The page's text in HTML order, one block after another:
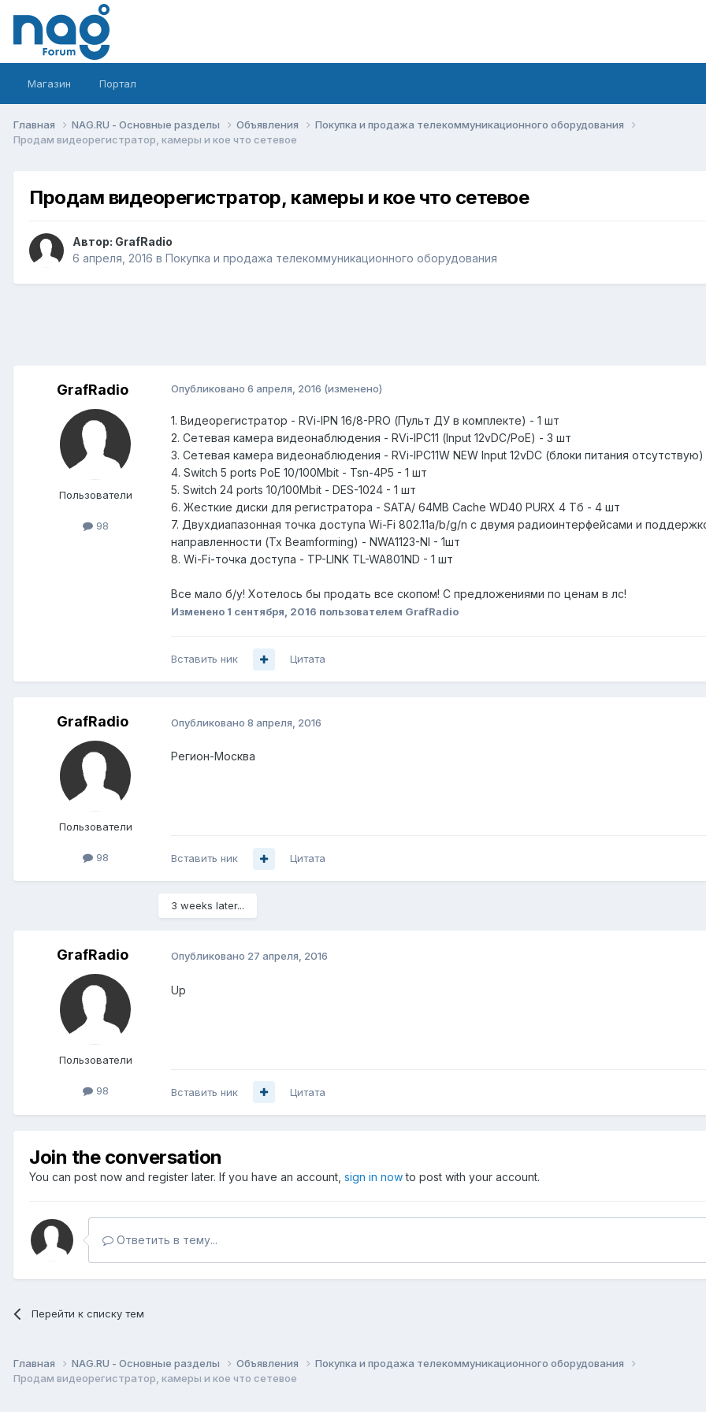
Магазин Портал
Главная NAG.RU - Основные разделы Объявления
Покупка и продажа телекоммуникационного оборудования
Продам видеорегистратор, камеры и кое что сетевое
Продам видеорегистратор, камеры и кое что сетевое
Автор: GrafRadio
6 апреля, 2016 в Покупка и продажа телекоммуникационного оборудования
GrafRadio
Пользователи
98
Опубликовано 6 апреля, 2016 (изменено)
1. Видеорегистратор - RVi-IPN 16/8-PRO (Пульт ДУ в комплекте) - 1 шт
2. Сетевая камера видеонаблюдения - RVi-IPС11 (Input 12vDC/PoE) - 3 шт
3. Сетевая камера видеонаблюдения - RVi-IPС11W NEW Input 12vDC (блоки питания
4. Switch 5 ports PoE 10/100Mbit - Tsn-4P5 - 1 шт
5. Switch 24 ports 10/100Mbit - DES-1024 - 1 шт
6. Жесткие диски для регистратора - SATA/ 64MB Cache WD40 PURX 4 Тб - 4 шт
7. Двухдиапазонная точка доступа Wi-Fi 802.11a/b/g/n с двумя радиоинтерфейсами и
направленности (Tx Beamforming) - NWA1123-NI - 1шт
8. Wi-Fi-точка доступа - TP-LINK TL-WA801ND - 1 шт
Все мало б/у! Хотелось бы продать все скопом! С предложениями по ценам в лс!
Изменено 1 сентября, 2016 пользователем GrafRadio
Вставить ник Цитата
GrafRadio
Пользователи
98
Опубликовано 8 апреля, 2016
Регион-Москва
Вставить ник Цитата
3 weeks later...
GrafRadio
Пользователи
98
Опубликовано 27 апреля, 2016
Up
Вставить ник Цитата
Join the conversation
You can post now and register later. If you have an account, sign in nowto post with your account.
Ответить в тему...
Перейти к списку тем
Главная NAG.RU - Основные разделы Объявления
Покупка и продажа телекоммуникационного оборудования
Продам видеорегистратор, камеры и кое что сетевое